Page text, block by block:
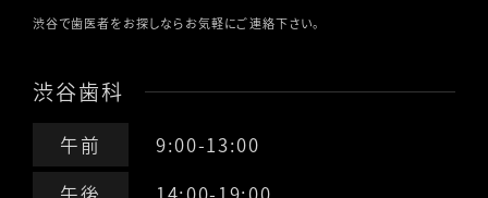
渋谷で歯医者をお探しならお気軽にご連絡下さい。
渋谷歯科
午前
9:00-13:00